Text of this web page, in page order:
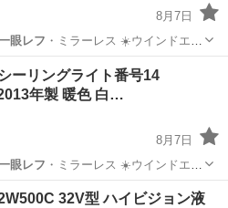
8月7日
眼レフ ・ミラーレス ☀️ウインドエア
ーリングライト番号14
年製 暖色 白…
8月7日
眼レフ ・ミラーレス ☀️ウインドエア
ーリングライト
32V型 ハイビジョン液